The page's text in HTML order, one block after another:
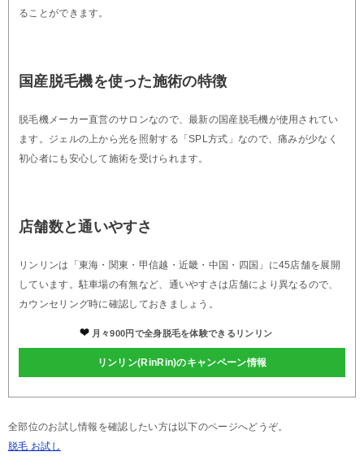
ることができます。
国産脱毛機を使った施術の特徴
脱毛機メーカー直営のサロンなので、最新の国産脱毛機が使用されてい
ます。ジェルの上から光を照射する「SPL方式」なので、痛みが少なく
初心者にも安心して施術を受けられます。
店舗数と通いやすさ
リンリンは「東海・関東・甲信越・近畿・中国・四国」に45店舗を展開
しています。駐車場の有無など、通いやすさは店舗により異なるので、
カウンセリング時に確認しておきましょう。
月々900円で全身脱毛を体験できるリンリン
リンリン(RinRin)のキャンペーン情報
全部位のお試し情報を確認したい方は以下のページへどうぞ。
脱毛 お試し